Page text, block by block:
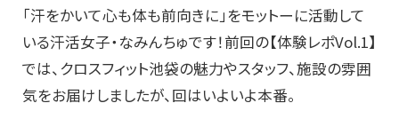
「汗をかいて心も体も前向きに」をモットーに活動して
いる汗活女子・なみんちゅです！前回の【体験レポVol.1】
では、クロスフィット池袋の魅力やスタッフ、施設の雰囲
気をお届けしましたが、回はいよいよ本番。